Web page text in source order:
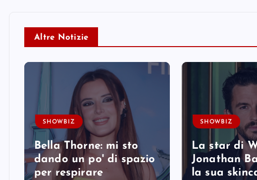
Altre Notizie
SHOWBIZ
Bella Thorne: mi sto
dando un po' di spazio
per respirare
SHOWBIZ
La star di
Jonathan
la sua